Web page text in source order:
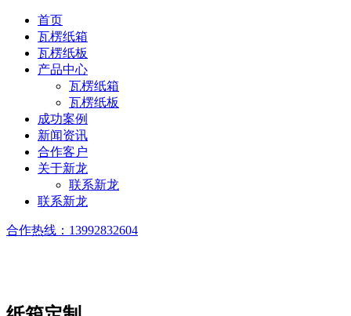
首页
瓦楞纸箱
瓦楞纸板
产品中心
瓦楞纸箱
瓦楞纸板
成功案例
新闻资讯
合作客户
关于新龙
联系新龙
联系新龙
合作热线： 13992832604